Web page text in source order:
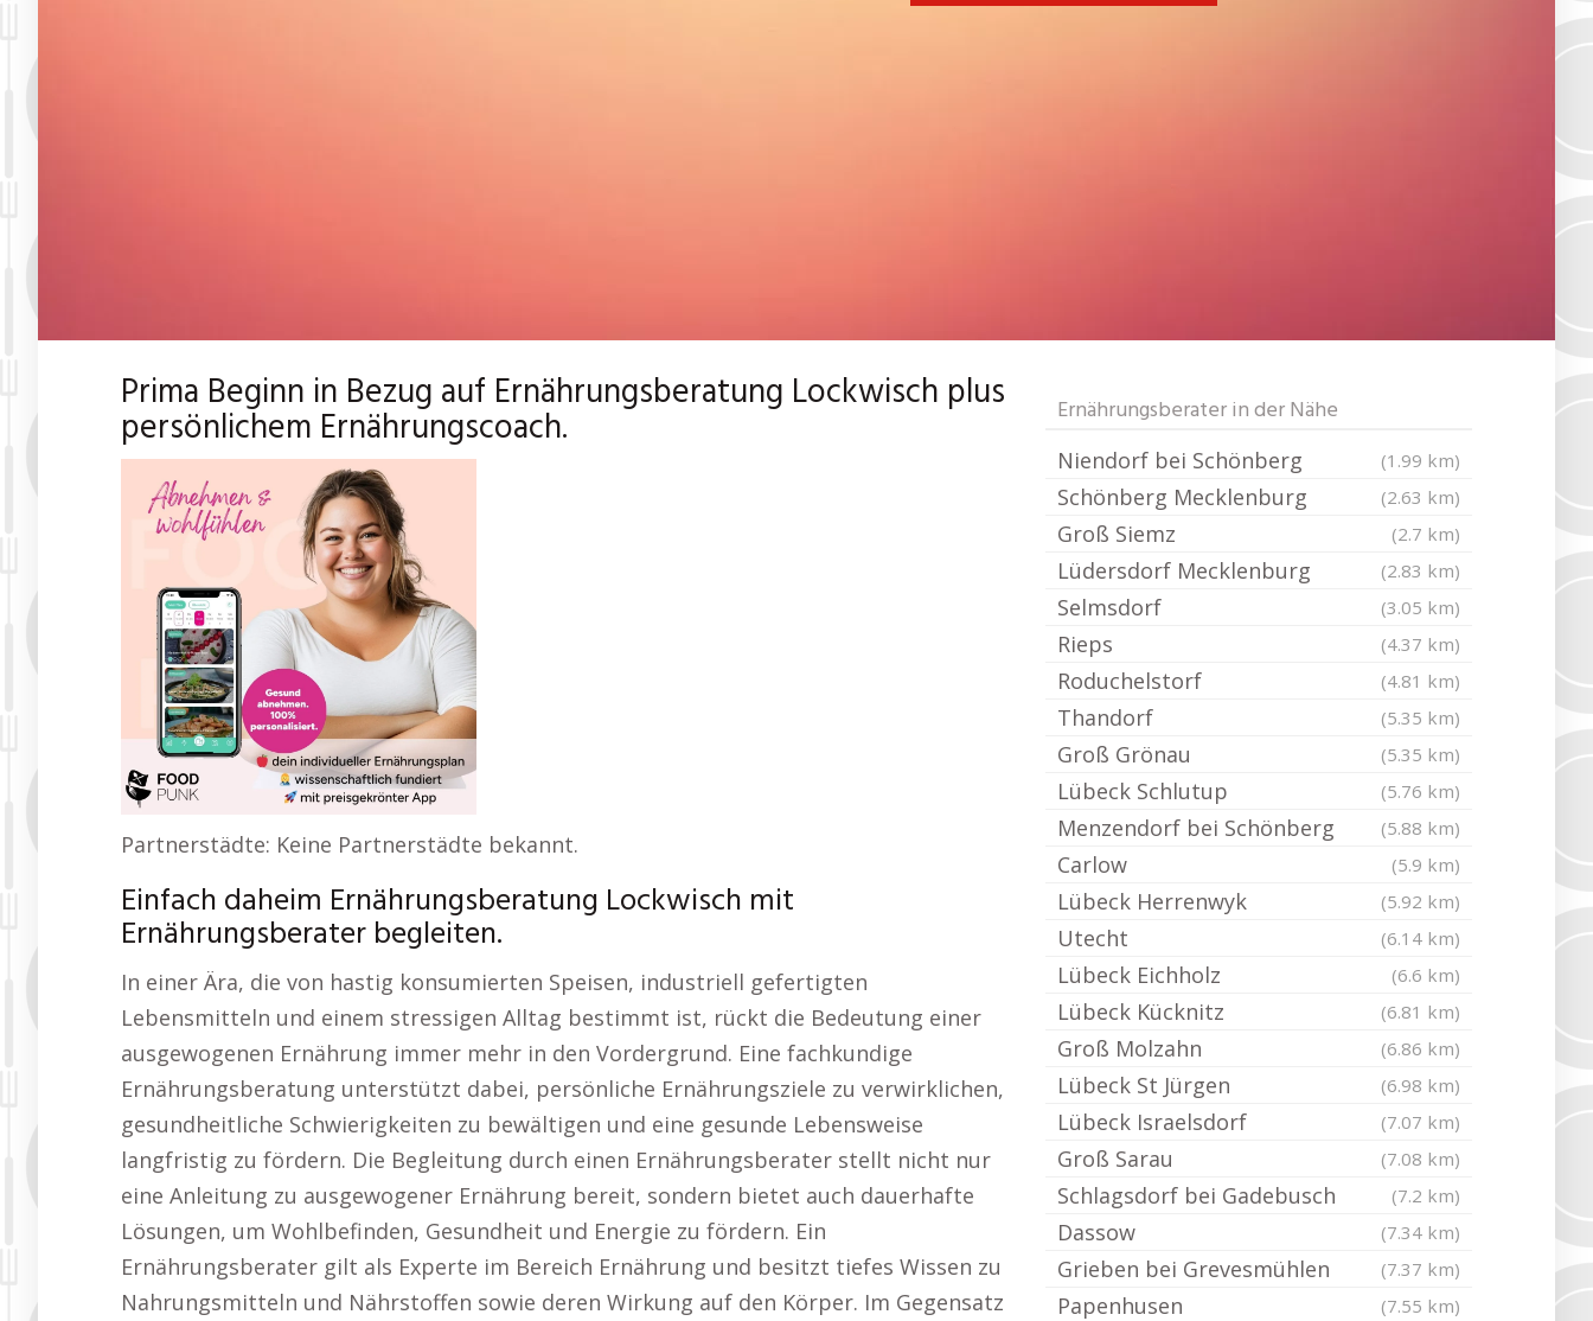
Prima Beginn in Bezug auf Ernährungsberatung Lockwisch plus
persönlichem Ernährungscoach.
Partnerstädte: Keine Partnerstädte bekannt.
Einfach daheim Ernährungsberatung Lockwisch mit
Ernährungsberater begleiten.
In einer Ära, die von hastig konsumierten Speisen, industriell gefertigten
Lebensmitteln und einem stressigen Alltag bestimmt ist, rückt die Bedeutung einer
ausgewogenen Ernährung immer mehr in den Vordergrund. Eine fachkundige
Ernährungsberatung unterstützt dabei, persönliche Ernährungsziele zu verwirklichen,
gesundheitliche Schwierigkeiten zu bewältigen und eine gesunde Lebensweise
langfristig zu fördern. Die Begleitung durch einen Ernährungsberater stellt nicht nur
eine Anleitung zu ausgewogener Ernährung bereit, sondern bietet auch dauerhafte
Lösungen, um Wohlbefinden, Gesundheit und Energie zu fördern. Ein
Ernährungsberater gilt als Experte im Bereich Ernährung und besitzt tiefes Wissen zu
Nahrungsmitteln und Nährstoffen sowie deren Wirkung auf den Körper. Im Gegensatz
Ernährungsberater in der Nähe
Niendorf bei Schönberg (1.99 km)
Schönberg Mecklenburg (2.63 km)
Groß Siemz (2.7 km)
Lüdersdorf Mecklenburg (2.83 km)
Selmsdorf (3.05 km)
Rieps (4.37 km)
Roduchelstorf (4.81 km)
Thandorf (5.35 km)
Groß Grönau (5.35 km)
Lübeck Schlutup (5.76 km)
Menzendorf bei Schönberg (5.88 km)
Carlow (5.9 km)
Lübeck Herrenwyk (5.92 km)
Utecht (6.14 km)
Lübeck Eichholz (6.6 km)
Lübeck Kücknitz (6.81 km)
Groß Molzahn (6.86 km)
Lübeck St Jürgen (6.98 km)
Lübeck Israelsdorf (7.07 km)
Groß Sarau (7.08 km)
Schlagsdorf bei Gadebusch (7.2 km)
Dassow (7.34 km)
Grieben bei Grevesmühlen (7.37 km)
Papenhusen (7.55 km)